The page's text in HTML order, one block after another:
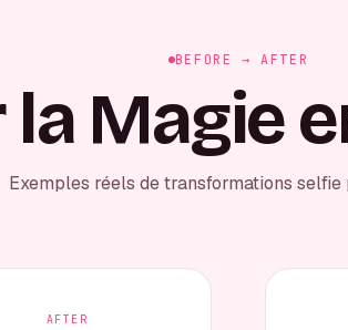
BEFORE → AFTER
la Magie
Exemples réels de transformations selfie
AFTER